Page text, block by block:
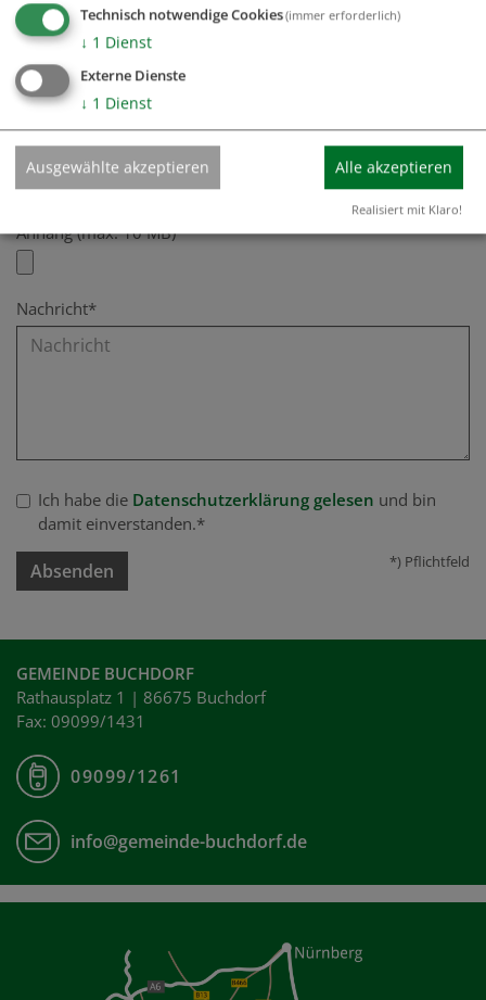
Fax
E-Mail*
Anhang (max. 10 MB)
Nachricht*
Ich habe die Datenschutzerklärung gelesen und bin
damit einverstanden.*
Absenden *) Pflichtfeld
GEMEINDE BUCHDORF
Rathausplatz 1 | 86675 Buchdorf
Fax: 09099/1431
09099/1261
info@gemeinde-buchdorf.de
Technisch notwendige Cookies(immer erforderlich)
↓ 1 Dienst
Externe Dienste
↓ 1 Dienst
Ausgewählte akzeptieren Alle akzeptieren
Realisiert mit Klaro!